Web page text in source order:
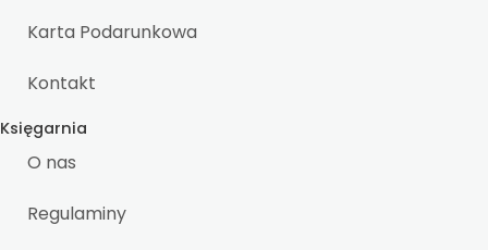
Karta Podarunkowa
Kontakt
Księgarnia
O nas
Regulaminy